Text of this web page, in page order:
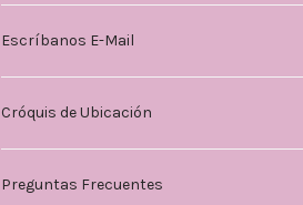
Escríbanos E-Mail
Cróquis de Ubicación
Preguntas Frecuentes